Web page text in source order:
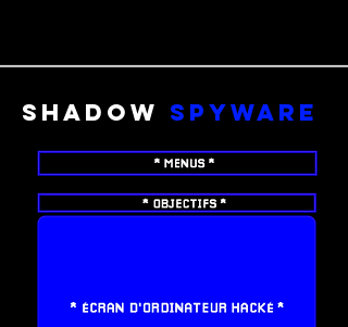
SHADOW Spyware